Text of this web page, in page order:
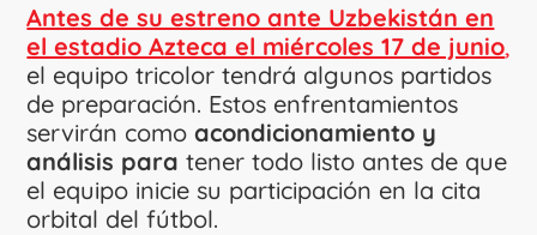
Antes de su estreno ante Uzbekistán en
el estadio Azteca el miércoles 17 de junio,
el equipo tricolor tendrá algunos partidos
de preparación. Estos enfrentamientos
servirán comoacondicionamiento y
análisis paratener todo listo antes de que
el equipo inicie su participación en la cita
orbital del fútbol.